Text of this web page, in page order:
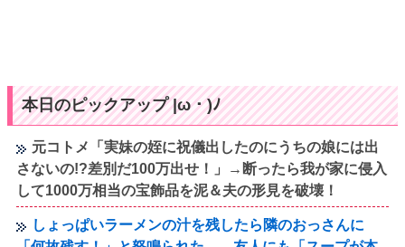
本日のピックアップ |ω・)ﾉ
元コトメ「実妹の姪に祝儀出したのにうちの娘には出
さないの!?差別だ100万出せ！」→断ったら我が家に侵入
して1000万相当の宝飾品を泥＆夫の形見を破壊！
しょっぱいラーメンの汁を残したら隣のおっさんに